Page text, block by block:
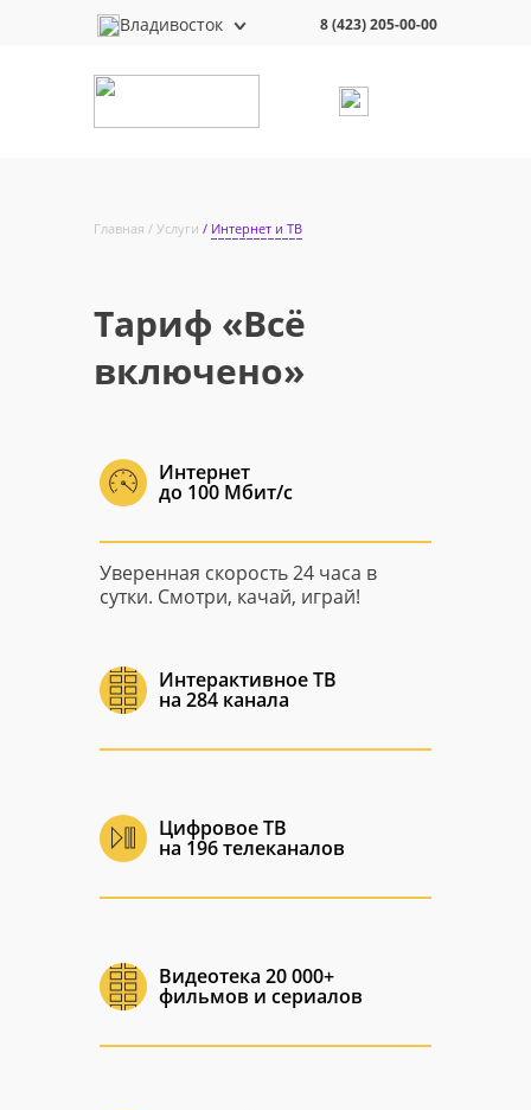
Владивосток 8 (423) 205-00-00
Главная Услуги Интернет и ТВ
Тариф «Всё
включено»
Интернет
до 100 Мбит/с
Уверенная скорость 24 часа в
сутки. Смотри, качай, играй!
Интерактивное ТВ
на 284 канала
Цифровое ТВ
на 196 телеканалов
Видеотека 20 000+
фильмов и сериалов